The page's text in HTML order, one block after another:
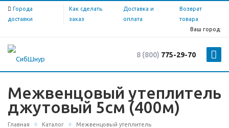
Города
доставки
Как сделать
заказ
Доставка и
оплата
Возврат
товара
Ваш город:
8 (800) 775-29-70
Межвенцовый утеплитель
джутовый 5см (400м)
Главная Каталог Межвенцовый утеплитель